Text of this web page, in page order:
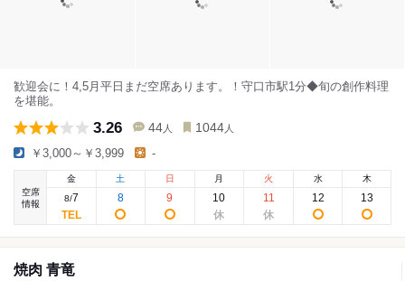
歓迎会に！4,5月平日まだ空席あります。！守口市駅1分◆旬の創作料理
を堪能。
3.26 44 人 1044 人
￥3,000～￥3,999 -
空席
情報
金
8/7
土
8
日
9
月
10
火
11
水
12
木
13
焼肉 青竜